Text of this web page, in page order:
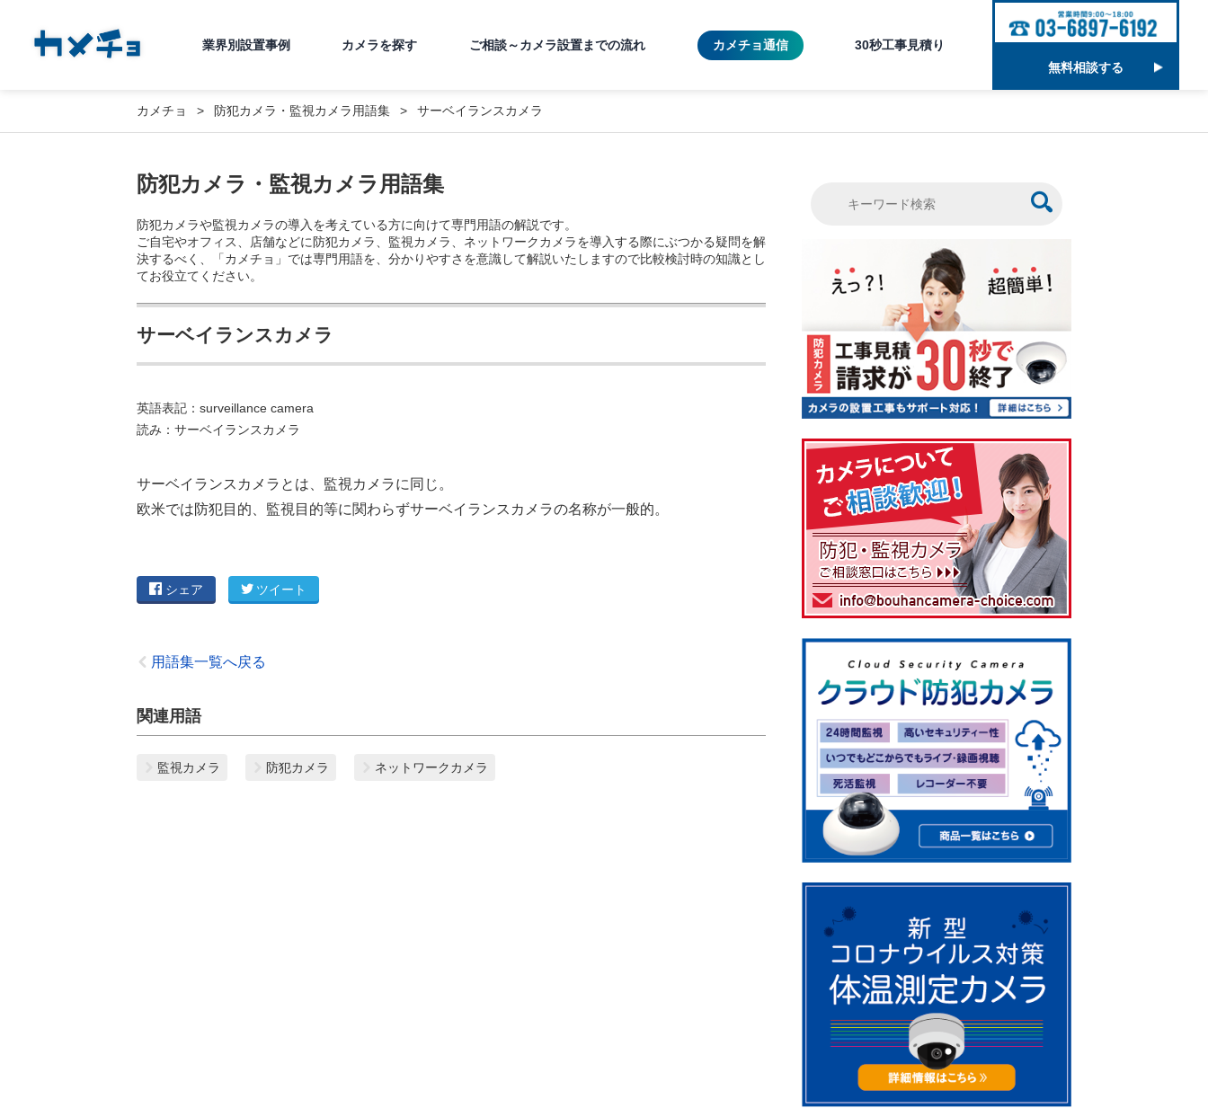
業界別設置事例 カメラを探す ご相談～カメラ設置までの流れ カメチョ通信
30秒工事見積り
無料相談する
カメチョ 防犯カメラ・監視カメラ用語集 サーベイランスカメラ
防犯カメラ・監視カメラ用語集
防犯カメラや監視カメラの導入を考えている方に向けて専門用語の解説です。
ご自宅やオフィス、店舗などに防犯カメラ、監視カメラ、ネットワークカメラを導入する際にぶつかる疑問を解
決するべく、「カメチョ」では専門用語を、分かりやすさを意識して解説いたしますので比較検討時の知識とし
てお役立てください。
サーベイランスカメラ
英語表記：surveillance camera
読み：サーベイランスカメラ
サーベイランスカメラとは、監視カメラに同じ。
欧米では防犯目的、監視目的等に関わらずサーベイランスカメラの名称が一般的。
シェア ツイート
用語集一覧へ戻る
関連用語
監視カメラ 防犯カメラ ネットワークカメラ